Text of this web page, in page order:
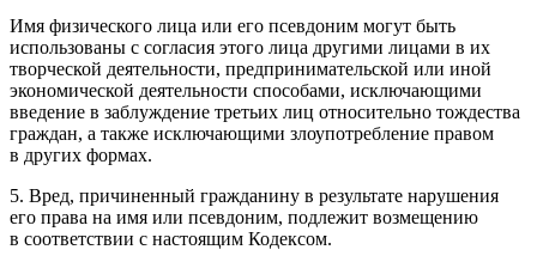
Имя физического лица или его псевдоним могут быть
использованы с согласия этого лица другими лицами в их
творческой деятельности, предпринимательской или иной
экономической деятельности способами, исключающими
введение в заблуждение третьих лиц относительно тождества
граждан, а также исключающими злоупотребление правом
в других формах.
5. Вред, причиненный гражданину в результате нарушения
его права на имя или псевдоним, подлежит возмещению
в соответствии с настоящим Кодексом.